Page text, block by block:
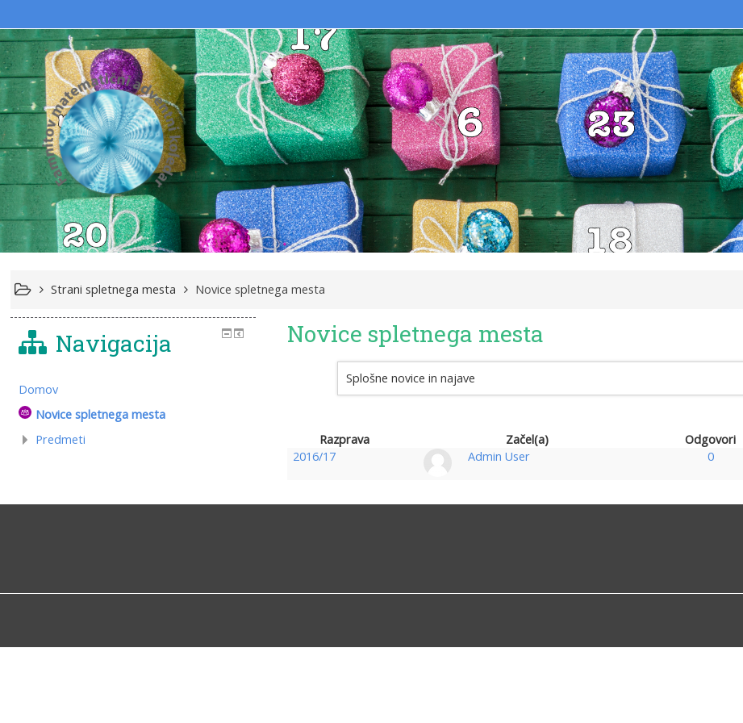
Strani spletnega mesta Novice spletnega mesta
Novice spletnega mesta
Splošne novice in najave
Razprava Začel(a) Odgovori
2016/17
Admin User 0
Navigacija
Domov
Novice spletnega mesta
Predmeti